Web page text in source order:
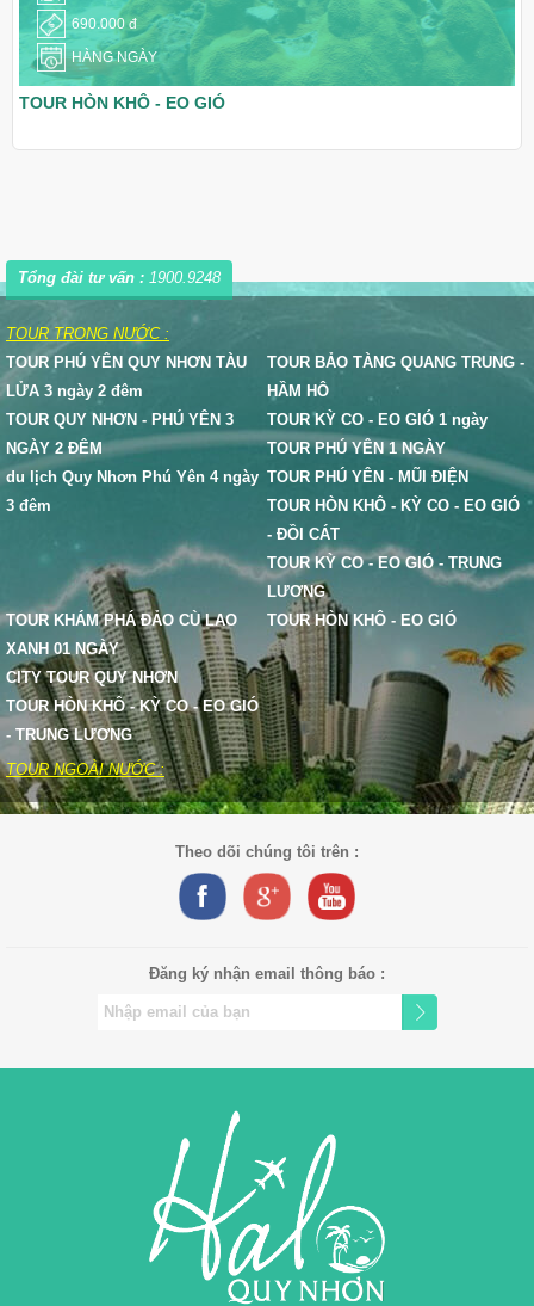
690.000 đ
HÀNG NGÀY
TOUR HÒN KHÔ - EO GIÓ
Tổng đài tư vấn : 1900.9248
TOUR TRONG NƯỚC :
TOUR PHÚ YÊN QUY NHƠN TÀU
LỬA 3 ngày 2 đêm
TOUR QUY NHƠN - PHÚ YÊN 3
NGÀY 2 ĐÊM
du lịch Quy Nhơn Phú Yên 4 ngày
3 đêm
TOUR BẢO TÀNG QUANG TRUNG -
HẦM HÔ
TOUR KỲ CO - EO GIÓ 1 ngày
TOUR PHÚ YÊN 1 NGÀY
TOUR PHÚ YÊN - MŨI ĐIỆN
TOUR HÒN KHÔ - KỲ CO - EO GIÓ
- ĐỒI CÁT
TOUR KỲ CO - EO GIÓ - TRUNG
LƯƠNG
TOUR KHÁM PHÁ ĐẢO CÙ LAO
XANH 01 NGÀY
CITY TOUR QUY NHƠN
TOUR HÒN KHÔ - KỲ CO - EO GIÓ
- TRUNG LƯƠNG
TOUR HÒN KHÔ - EO GIÓ
TOUR NGOÀI NƯỚC :
Theo dõi chúng tôi trên :
Đăng ký nhận email thông báo :